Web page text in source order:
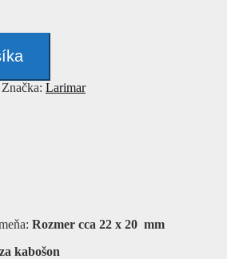
Značka: Larimar
Rozmer cca 22 x 20 mm
kabošon